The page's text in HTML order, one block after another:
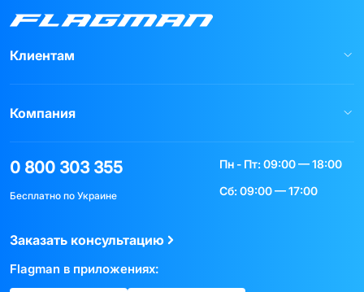
Клиентам
Компания
0 800 303 355
Бесплатно по Украине
Пн - Пт: 09:00 — 18:00
Сб: 09:00 — 17:00
Заказать консультацию
Flagman в приложениях: